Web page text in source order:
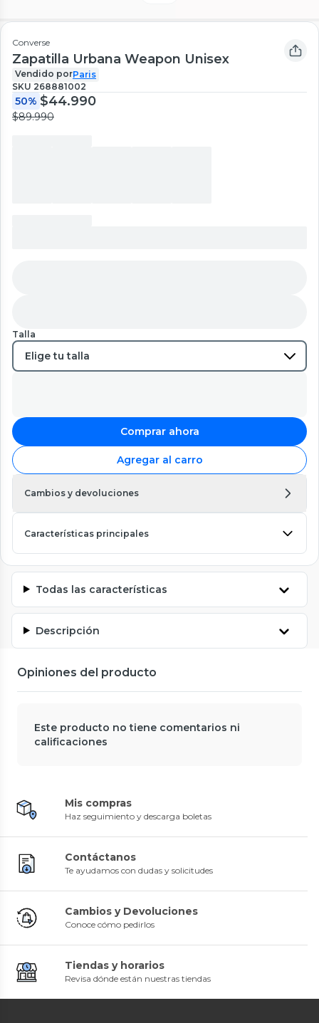
Converse
Zapatilla Urbana Weapon Unisex
Vendido porParis
SKU 268881002
50% $44.990
$89.990
Talla
Comprar ahora
Agregar al carro
Cambios y devoluciones
Características principales
Todas las características
Descripción
Opiniones del producto
Este producto no tiene comentarios ni
calificaciones
Mis compras
Haz seguimiento y descarga boletas
Contáctanos
Te ayudamos con dudas y solicitudes
Cambios y Devoluciones
Conoce cómo pedirlos
Tiendas y horarios
Revisa dónde están nuestras tiendas